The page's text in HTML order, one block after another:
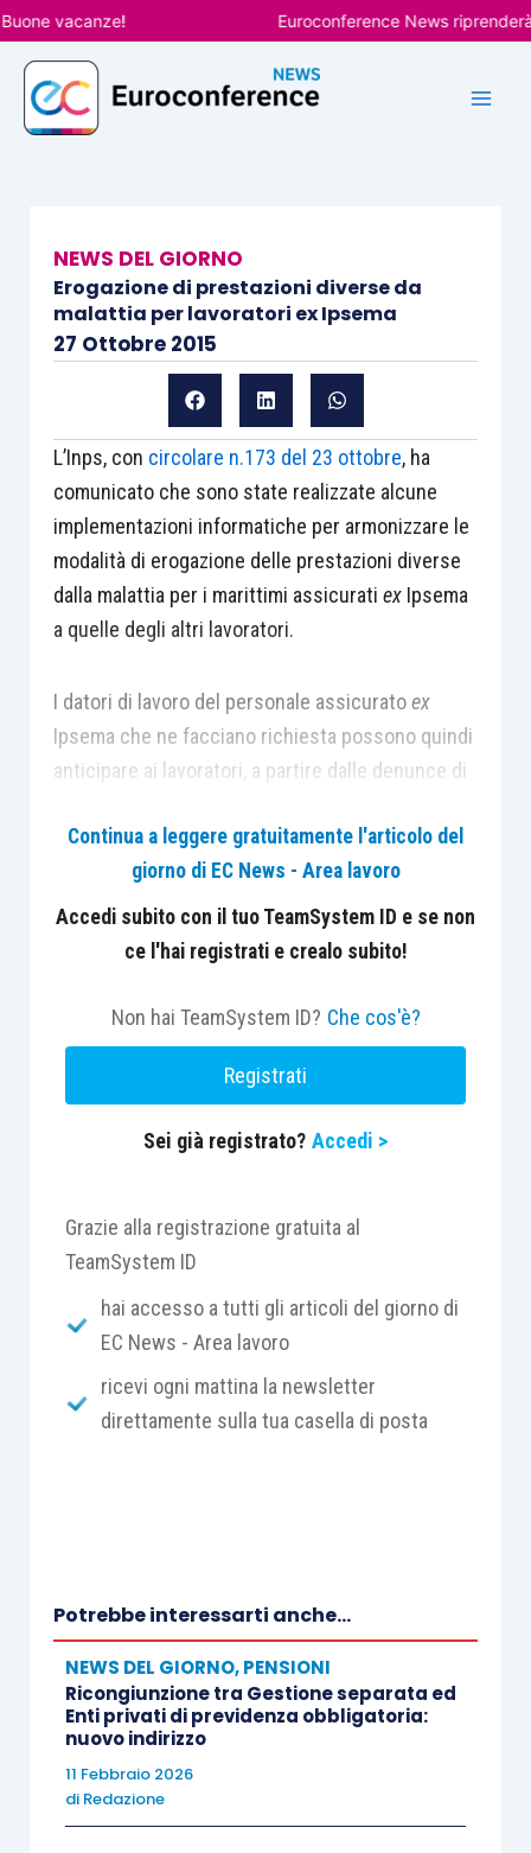
Vai
al
contenuto
vacanze! Euroconference News riprenderà le
NEWS DEL GIORNO
Erogazione di prestazioni diverse da
malattia per lavoratori ex Ipsema
27 Ottobre 2015
L’Inps, con circolare n.173 del 23 ottobre, ha
comunicato che sono state realizzate alcune
implementazioni informatiche per armonizzare le
modalità di erogazione delle prestazioni diverse
dalla malattia per i marittimi assicurati exIpsema
a quelle degli altri lavoratori.
I datori di lavoro del personale assicuratoex
Ipsema che ne facciano richiesta possono quindi
anticipare ai lavoratori, a partire dalle denunce di
prestazioni diverse dalla malattia e procedere al
conguaglio delle stesse unitamente al
versamento dei contributi previdenziali correnti:
congedo di maternità; congedo di paternità;
oraria; riposi giornalieri per allattamento;
permessi per assistenza disabiliexart.3, L.
n.104/92; congedo straordinario per assistenza a
donazione di midollo osseo; congedo obbligatorio
art.4, co.24, lett.a), L. n.92/12 (misura
sperimentale per il triennio 2013-2015
2015).
Continua a leggere gratuitamente l'articolo del
giorno di EC News - Area lavoro
Accedi subito con il tuo TeamSystem ID e se non
ce l'hai registrati e crealo subito!
Non hai TeamSystem ID? Che cos'è?
Registrati
Sei già registrato? Accedi >
Grazie alla registrazione gratuita al
TeamSystem ID
hai accesso a tutti gli articoli del giorno di
EC News - Area lavoro
ricevi ogni mattina la newsletter
direttamente sulla tua casella di posta
Potrebbe interessarti anche...
NEWS DEL GIORNO,PENSIONI
Ricongiunzione tra Gestione separata ed
Enti privati di previdenza obbligatoria:
nuovo indirizzo
11 Febbraio 2026
di Redazione